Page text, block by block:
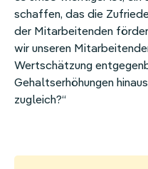
schaffen, das die
der Mitarbeitenden
wir unseren
Wertschätzung
Gehaltserhöhungen
zugleich?“